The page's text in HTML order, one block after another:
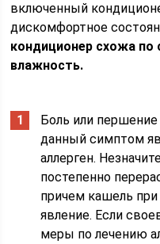
включенный
дискомфортное
кондиционер схожа по
влажность.
Боль или першение
данный симптом
аллерген.
постепенно
причем кашель
явление. Если
меры по лечению